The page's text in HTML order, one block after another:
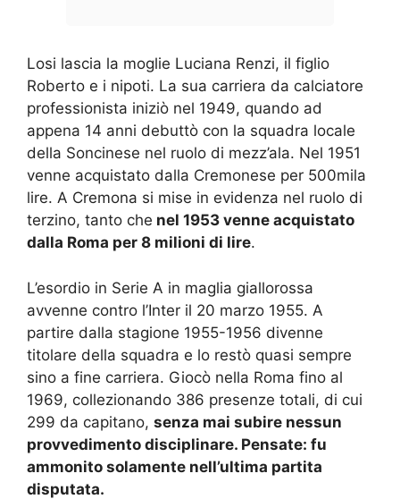
Losi lascia la moglie Luciana Renzi, il figlio
Roberto e i nipoti. La sua carriera da calciatore
professionista iniziò nel 1949, quando ad
appena 14 anni debuttò con la squadra locale
della Soncinese nel ruolo di mezz’ala. Nel 1951
venne acquistato dalla Cremonese per 500mila
lire. A Cremona si mise in evidenza nel ruolo di
terzino, tanto che nel 1953 venne acquistato
dalla Roma per 8 milioni di lire.
L’esordio in Serie A in maglia giallorossa
avvenne contro l’Inter il 20 marzo 1955. A
partire dalla stagione 1955-1956 divenne
titolare della squadra e lo restò quasi sempre
sino a fine carriera. Giocò nella Roma fino al
1969, collezionando 386 presenze totali, di cui
299 da capitano, senza mai subire nessun
provvedimento disciplinare. Pensate: fu
ammonito solamente nell’ultima partita
disputata.